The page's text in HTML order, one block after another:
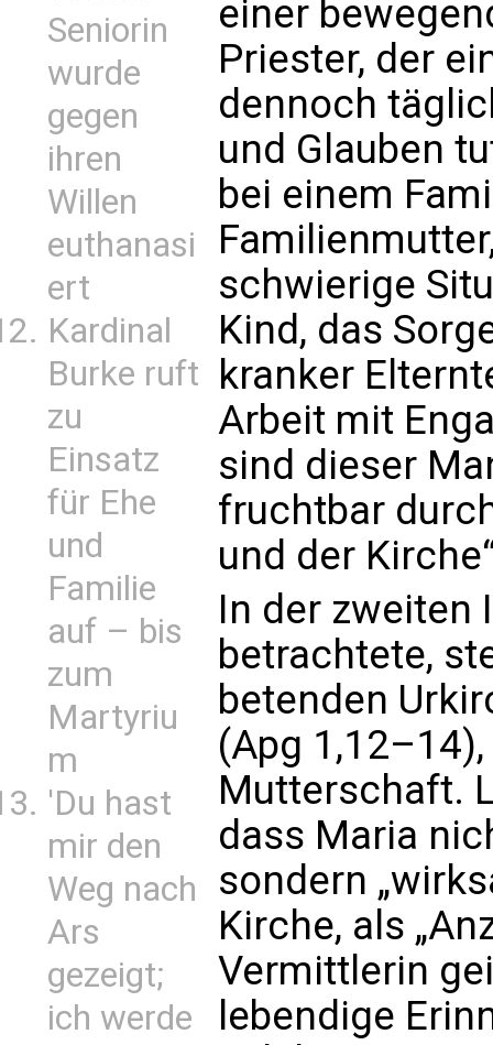
Seniorin
wurde
gegen
ihren
Willen
euthanasi
ert
Kardinal
Burke ruft
zu
Einsatz
für Ehe
und
Familie
auf – bis
zum
Martyriu
m
'Du hast
mir den
Weg nach
Ars
gezeigt;
ich werde
einer
Priester, der
dennoch
und Glauben
bei einem
schwierige
Kind, das
kranker
Arbeit mit
sind dieser
fruchtbar
und der
In der zweiten
betrachtete,
betenden
(Apg
Mutterschaft.
dass Maria
sondern
Kirche, als
Vermittlerin
lebendige